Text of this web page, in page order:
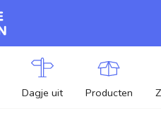
Dagje uit Producten